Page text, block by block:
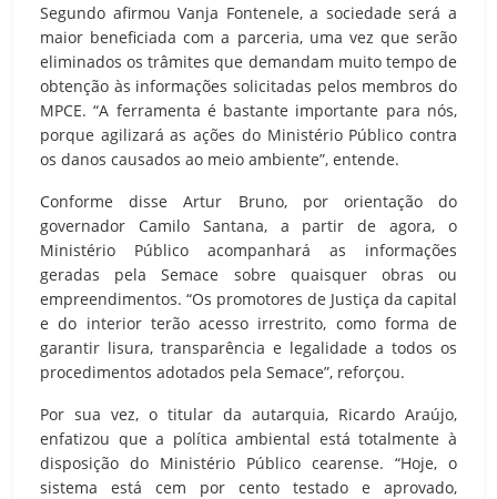
Segundo afirmou Vanja Fontenele, a sociedade será a
maior beneficiada com a parceria, uma vez que serão
eliminados os trâmites que demandam muito tempo de
obtenção às informações solicitadas pelos membros do
MPCE. “A ferramenta é bastante importante para nós,
porque agilizará as ações do Ministério Público contra
os danos causados ao meio ambiente”, entende.
Conforme disse Artur Bruno, por orientação do
governador Camilo Santana, a partir de agora, o
Ministério Público acompanhará as informações
geradas pela Semace sobre quaisquer obras ou
empreendimentos. “Os promotores de Justiça da capital
e do interior terão acesso irrestrito, como forma de
garantir lisura, transparência e legalidade a todos os
procedimentos adotados pela Semace”, reforçou.
Por sua vez, o titular da autarquia, Ricardo Araújo,
enfatizou que a política ambiental está totalmente à
disposição do Ministério Público cearense. “Hoje, o
sistema está cem por cento testado e aprovado,